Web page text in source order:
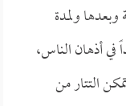
وبعدها ولمدة
أذهان الناس،
التتار من